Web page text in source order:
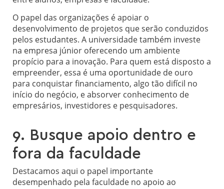
O papel das organizações é apoiar o
desenvolvimento de projetos que serão conduzidos
pelos estudantes. A universidade também investe
na empresa júnior oferecendo um ambiente
propício para a inovação. Para quem está disposto a
empreender, essa é uma oportunidade de ouro
para conquistar financiamento, algo tão difícil no
início do negócio, e absorver conhecimento de
empresários, investidores e pesquisadores.
9. Busque apoio dentro e
fora da faculdade
Destacamos aqui o papel importante
desempenhado pela faculdade no apoio ao